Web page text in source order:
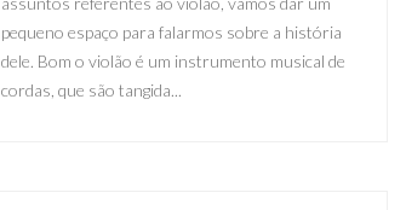
pequeno espaço para falarmos sobre a história
dele. Bom o violão é um instrumento musical de
cordas, que são tangida...